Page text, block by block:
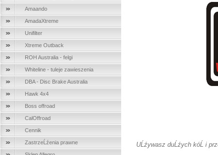
Amaando
AmadaXtreme
Unifilter
Xtreme Outback
ROH Australia - felgi
Whiteline - tuleje zawieszenia
DBA - Disc Brake Australia
Hawk 4x4
Boss offroad
CalOffroad
Cennik
ZastrzeĹźenia prawne UĹźywasz duĹźych kóĹ i